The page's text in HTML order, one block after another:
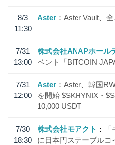
8/3
11:30
Aster Aster Vault、
7/31
13:00
株式会社ANAPホール
ベント「BITCOIN
7/31
12:00
Aster
Aster、韓国
を開始 $SKHYNIX・
10,000 USDT
7/30
18:30
株式会社モアクト
に日本円ステーブルコ